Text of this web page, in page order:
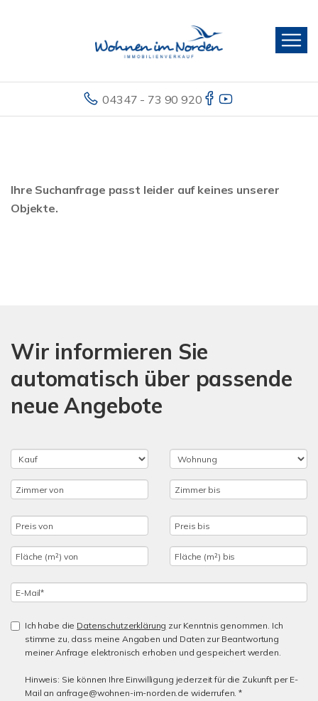
04347 - 73 90 920
Ihre Suchanfrage passt leider auf keines unserer
Objekte.
Wir informieren Sie
automatisch über passende
neue Angebote
Ich habe die Datenschutzerklärung zur Kenntnis genommen. Ich
stimme zu, dass meine Angaben und Daten zur Beantwortung
meiner Anfrage elektronisch erhoben und gespeichert werden.
Hinweis: Sie können Ihre Einwilligung jederzeit für die Zukunft per E-
Mail an anfrage@wohnen-im-norden.de widerrufen. *